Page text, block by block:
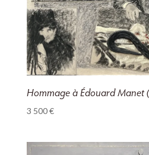
Hommage à Édouard Manet
3 500€